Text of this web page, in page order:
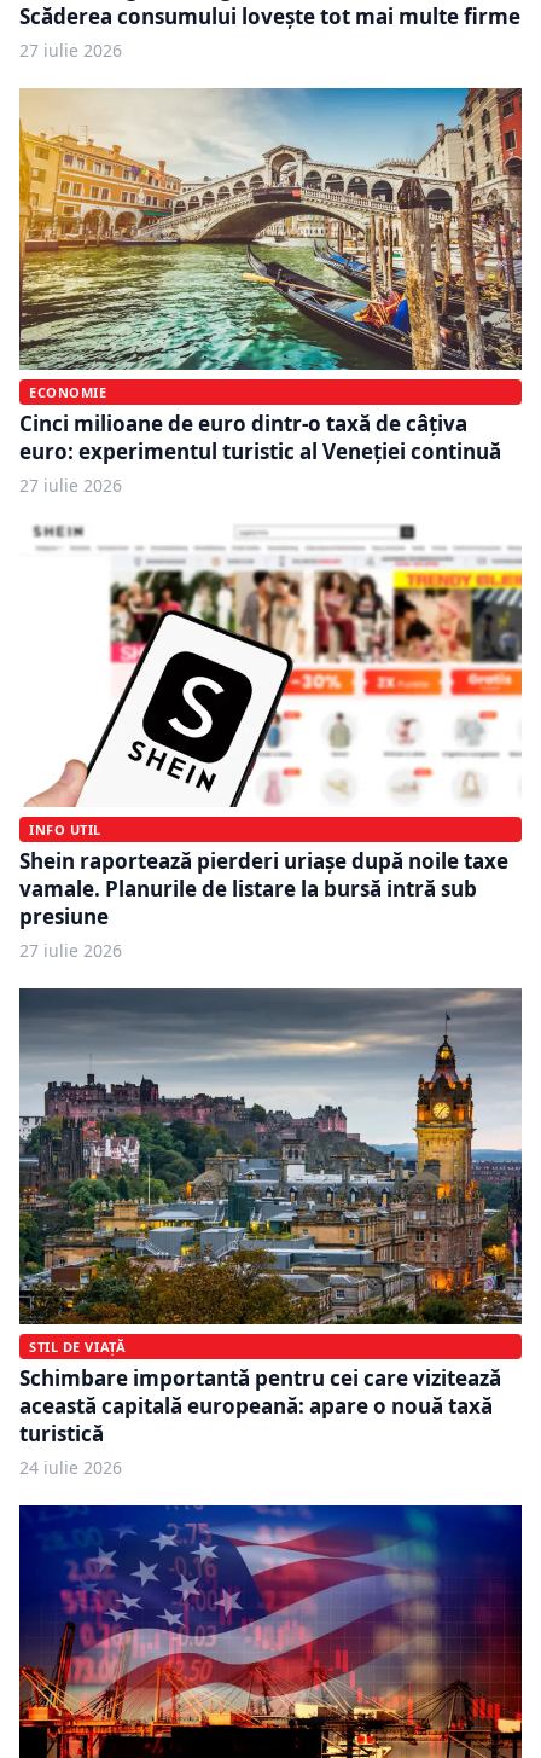
Scăderea consumului lovește tot mai multe firme
27 iulie 2026
ECONOMIE
Cinci milioane de euro dintr-o taxă de câțiva
euro: experimentul turistic al Veneției continuă
27 iulie 2026
INFO UTIL
Shein raportează pierderi uriașe după noile taxe
vamale. Planurile de listare la bursă intră sub
presiune
27 iulie 2026
STIL DE VIAȚĂ
Schimbare importantă pentru cei care vizitează
această capitală europeană: apare o nouă taxă
turistică
24 iulie 2026